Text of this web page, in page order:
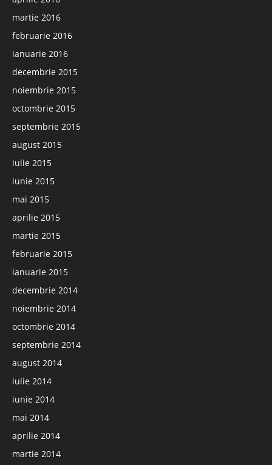
martie 2016
februarie 2016
ianuarie 2016
decembrie 2015
noiembrie 2015
octombrie 2015
septembrie 2015
august 2015
iulie 2015
iunie 2015
mai 2015
aprilie 2015
martie 2015
februarie 2015
ianuarie 2015
decembrie 2014
noiembrie 2014
octombrie 2014
septembrie 2014
august 2014
iulie 2014
iunie 2014
mai 2014
aprilie 2014
martie 2014